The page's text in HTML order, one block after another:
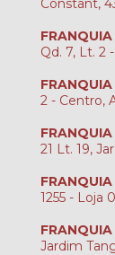
Constant,
Qd. 7, Lt. 2
2 - Centro,
21 Lt. 19,
1255 - Loja
Jardim